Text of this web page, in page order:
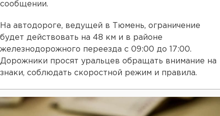
сообщении.
На автодороге, ведущей в Тюмень, ограничение
будет действовать на 48 км и в районе
железнодорожного переезда с 09:00 до 17:00.
Дорожники просят уральцев обращать внимание на
знаки, соблюдать скоростной режим и правила.